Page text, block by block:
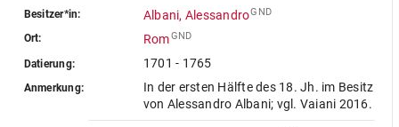
Besitzer*in: Albani, AlessandroGND
Ort: RomGND
Datierung: 1701 - 1765
Anmerkung:
In der ersten Hälfte des 18. Jh. im Besitz
von Alessandro Albani; vgl. Vaiani 2016.